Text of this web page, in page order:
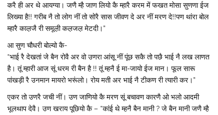
करै ही अर थे आयग्या। जणै म्है जाण लियो कै म्हारै करम में फखत मोसा सुणणा ईज
लिख्या है!! गरीब नै तो लोग नीं तो सोरै सास जीवण दे अर नीं मरण दे!!पण थांरा बोल
म्हारै काल़जै री समूल़ी कल़जल़ मेटदी।”
आ सुण चौधरी बोल्यो कै-
“भाई रै देखतां जे बैन रोवै अर वो उणरा आंसू नीं पूंछ सकै तो पछै भाई नै लख लाणत
है। तूं म्हारी आज सूं धरम री बैन है !! तूं म्हनै ई मा-जायो ईज मान। फूल सारू
पांखड़ी रै उनमान मायरो भरूंलो। रोय मती अर भाई नै टीकण री त्यारी कर।”
एकर तो उणरै जची नीं। उण जाणियो कै मरण सूं बचावण कारणै ओ भलो आदमी
भूलथाप देवै। उण खराय पूछियो कै – “कांई थे म्हनै बैन मानी ? जे बैन मानी जणै म्है